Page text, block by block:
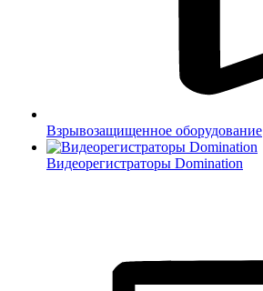
Взрывозащищенное оборудование
Видеорегистраторы Domination